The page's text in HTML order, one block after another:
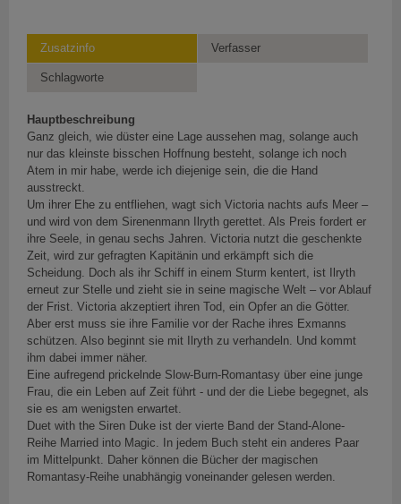
Zusatzinfo Verfasser
Schlagworte
Hauptbeschreibung
Ganz gleich, wie düster eine Lage aussehen mag, solange auch
nur das kleinste bisschen Hoffnung besteht, solange ich noch
Atem in mir habe, werde ich diejenige sein, die die Hand
ausstreckt.
Um ihrer Ehe zu entfliehen, wagt sich Victoria nachts aufs Meer –
und wird von dem Sirenenmann Ilryth gerettet. Als Preis fordert er
ihre Seele, in genau sechs Jahren. Victoria nutzt die geschenkte
Zeit, wird zur gefragten Kapitänin und erkämpft sich die
Scheidung. Doch als ihr Schiff in einem Sturm kentert, ist Ilryth
erneut zur Stelle und zieht sie in seine magische Welt – vor Ablauf
der Frist. Victoria akzeptiert ihren Tod, ein Opfer an die Götter.
Aber erst muss sie ihre Familie vor der Rache ihres Exmanns
schützen. Also beginnt sie mit Ilryth zu verhandeln. Und kommt
ihm dabei immer näher.
Eine aufregend prickelnde Slow-Burn-Romantasy über eine junge
Frau, die ein Leben auf Zeit führt - und der die Liebe begegnet, als
sie es am wenigsten erwartet.
Duet with the Siren Duke ist der vierte Band der Stand-Alone-
Reihe Married into Magic. In jedem Buch steht ein anderes Paar
im Mittelpunkt. Daher können die Bücher der magischen
Romantasy-Reihe unabhängig voneinander gelesen werden.